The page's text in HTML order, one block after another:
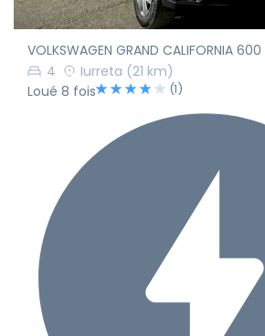
VOLKSWAGEN GRAND CALIFORNIA 600
4
Iurreta (21 km)
Loué 8 fois
(1)